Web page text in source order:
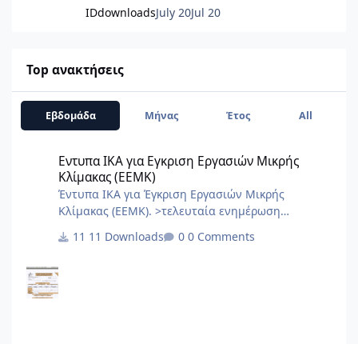
IDdownloadsJuly 20Jul 20
Top ανακτήσεις
Εβδομάδα Μήνας Έτος All
Εντυπα ΙΚΑ για Εγκριση Εργασιών Μικρής
Κλίμακας (ΕΕΜΚ)
Έντυπα ΙΚΑ για Έγκριση Εργασιών Μικρής
Κλίμακας (ΕΕΜΚ). >τελευταία ενημέρωση
2.3.Εξουσιοδότηση αίτησης – δήλωσης
11 Downloads 0 Comments